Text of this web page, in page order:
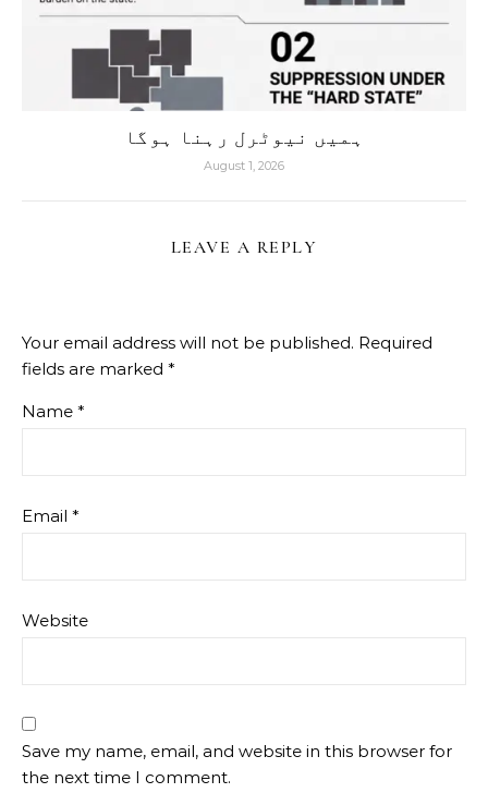
ہمیں نیوٹرل رہنا ہوگا
August 1, 2026
LEAVE A REPLY
Your email address will not be published. Required
fields are marked *
Name *
Email *
Website
Save my name, email, and website in this browser for
the next time I comment.